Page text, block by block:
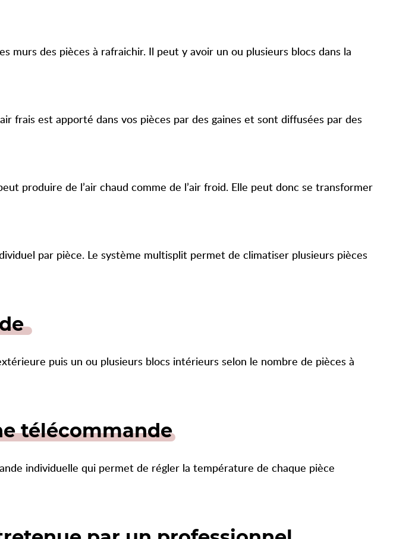
murs des pièces à rafraichir. Il peut y avoir un ou plusieurs blocs dans la
frais est apporté dans vos pièces par des gaines et sont diffusées par des
produire de l’air chaud comme de l’air froid. Elle peut donc se transformer
par pièce. Le système multisplit permet de climatiser plusieurs pièces
puis un ou plusieurs blocs intérieurs selon le nombre de pièces à
télécommande
individuelle qui permet de régler la température de chaque pièce